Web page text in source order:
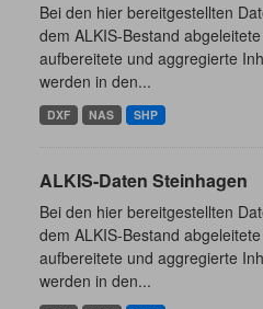
Bei den hier bereitgestellten
dem ALKIS-Bestand
aufbereitete und aggregierte
werden in den...
DXF NAS SHP
ALKIS-Daten Steinhagen
Bei den hier bereitgestellten
dem ALKIS-Bestand
aufbereitete und aggregierte
werden in den...